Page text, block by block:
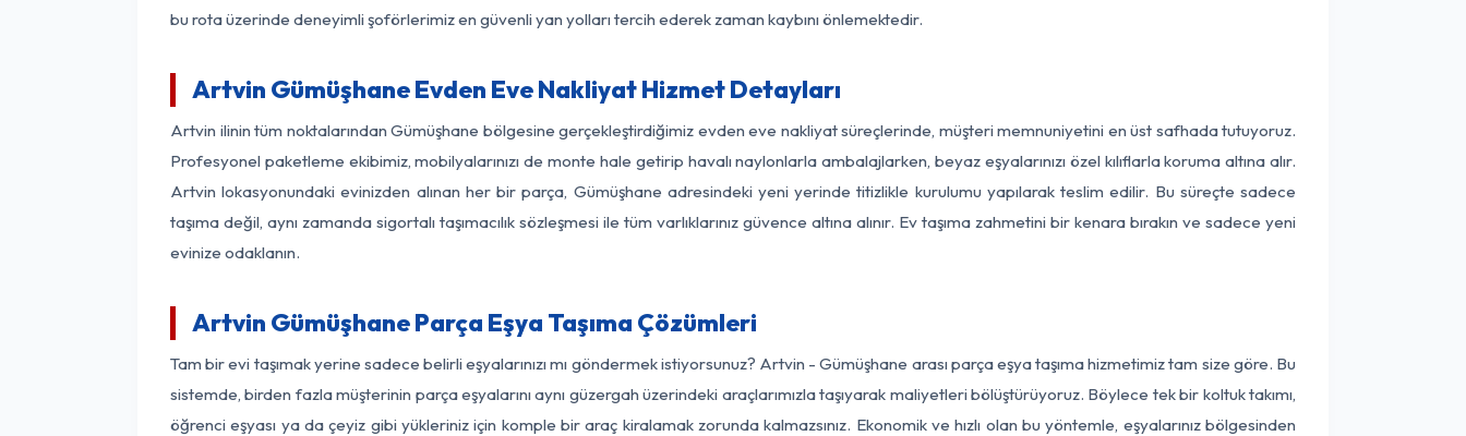
bu rota üzerinde deneyimli şoförlerimiz en güvenli yan yolları tercih ederek zaman kaybını önlemektedir.
Artvin Gümüşhane Evden Eve Nakliyat Hizmet Detayları
Artvin ilinin tüm noktalarından Gümüşhane bölgesine gerçekleştirdiğimiz evden eve nakliyat süreçlerinde, müşteri memnuniyetini en üst safhada tutuyoruz.
Profesyonel paketleme ekibimiz, mobilyalarınızı de monte hale getirip havalı naylonlarla ambalajlarken, beyaz eşyalarınızı özel kılıflarla koruma altına alır.
Artvin lokasyonundaki evinizden alınan her bir parça, Gümüşhane adresindeki yeni yerinde titizlikle kurulumu yapılarak teslim edilir. Bu süreçte sadece
taşıma değil, aynı zamanda sigortalı taşımacılık sözleşmesi ile tüm varlıklarınız güvence altına alınır. Ev taşıma zahmetini bir kenara bırakın ve sadece yeni
evinize odaklanın.
Artvin Gümüşhane Parça Eşya Taşıma Çözümleri
Tam bir evi taşımak yerine sadece belirli eşyalarınızı mı göndermek istiyorsunuz? Artvin - Gümüşhane arası parça eşya taşıma hizmetimiz tam size göre. Bu
sistemde, birden fazla müşterinin parça eşyalarını aynı güzergah üzerindeki araçlarımızla taşıyarak maliyetleri bölüştürüyoruz. Böylece tek bir koltuk takımı,
öğrenci eşyası ya da çeyiz gibi yükleriniz için komple bir araç kiralamak zorunda kalmazsınız. Ekonomik ve hızlı olan bu yöntemle, eşyalarınız bölgesinden